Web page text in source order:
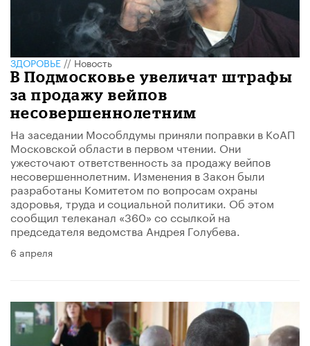
ЗДОРОВЬЕ//Новость
В Подмосковье увеличат штрафы
за продажу вейпов
несовершеннолетним
На заседании Мособлдумы приняли поправки в КоАП
Московской области в первом чтении. Они
ужесточают ответственность за продажу вейпов
несовершеннолетним. Изменения в Закон были
разработаны Комитетом по вопросам охраны
здоровья, труда и социальной политики. Об этом
сообщил телеканал «360» со ссылкой на
председателя ведомства Андрея Голубева.
6 апреля